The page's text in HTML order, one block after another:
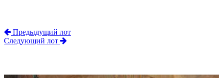
Предыдущий лот
Следующий лот